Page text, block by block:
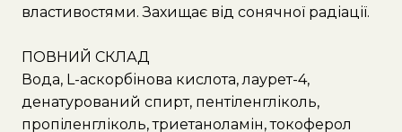
властивостями. Захищає від сонячної радіації.
ПОВНИЙ СКЛАД
Вода, L-аскорбінова кислота, лаурет-4,
денатурований спирт, пентіленгліколь,
пропіленгліколь, триетаноламін, токоферол